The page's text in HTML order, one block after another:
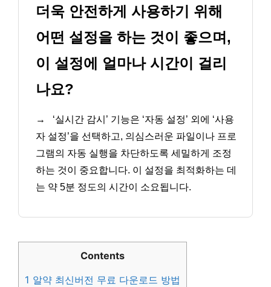
더욱 안전하게 사용하기 위해
어떤 설정을 하는 것이 좋으며,
이 설정에 얼마나 시간이 걸리
나요?
→
‘실시간 감시’ 기능은 ‘자동 설정’ 외에 ‘사용
자 설정’을 선택하고, 의심스러운 파일이나 프로
그램의 자동 실행을 차단하도록 세밀하게 조정
하는 것이 중요합니다. 이 설정을 최적화하는 데
는 약 5분 정도의 시간이 소요됩니다.
Contents
1 알약 최신버전 무료 다운로드 방법